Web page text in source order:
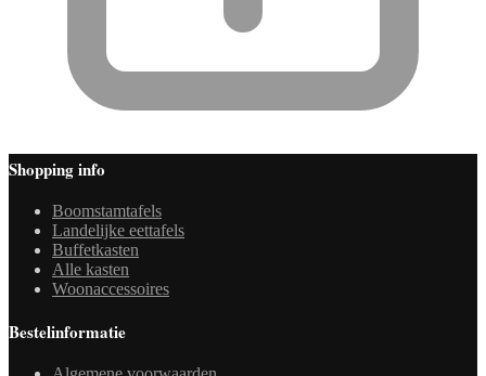
Shopping info
Boomstamtafels
Landelijke eettafels
Buffetkasten
Alle kasten
Woonaccessoires
Bestelinformatie